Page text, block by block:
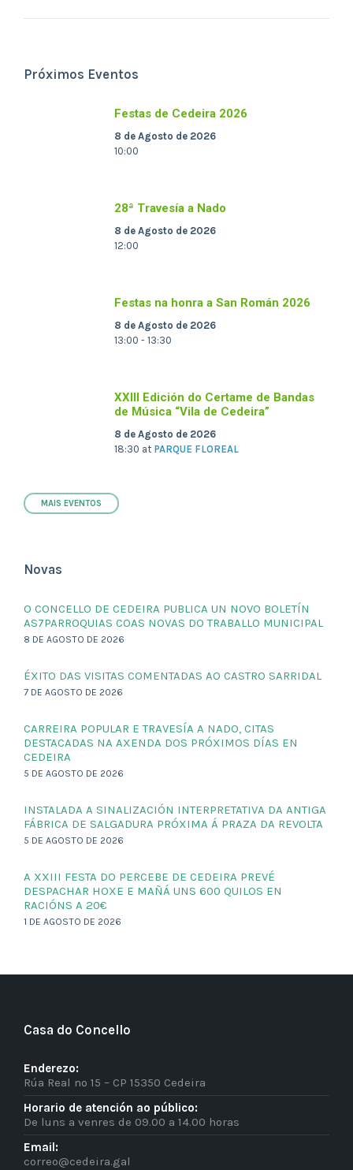
Próximos Eventos
Festas de Cedeira 2026
8 de Agosto de 2026
10:00
28ª Travesía a Nado
8 de Agosto de 2026
12:00
Festas na honra a San Román 2026
8 de Agosto de 2026
13:00 - 13:30
XXIII Edición do Certame de Bandas
de Música “Vila de Cedeira”
8 de Agosto de 2026
18:30 at PARQUE FLOREAL
MAIS EVENTOS
Novas
O CONCELLO DE CEDEIRA PUBLICA UN NOVO BOLETÍN
AS7PARROQUIAS COAS NOVAS DO TRABALLO MUNICIPAL
8 DE AGOSTO DE 2026
ÉXITO DAS VISITAS COMENTADAS AO CASTRO SARRIDAL
7 DE AGOSTO DE 2026
CARREIRA POPULAR E TRAVESÍA A NADO, CITAS
DESTACADAS NA AXENDA DOS PRÓXIMOS DÍAS EN
CEDEIRA
5 DE AGOSTO DE 2026
INSTALADA A SINALIZACIÓN INTERPRETATIVA DA ANTIGA
FÁBRICA DE SALGADURA PRÓXIMA Á PRAZA DA REVOLTA
5 DE AGOSTO DE 2026
A XXIII FESTA DO PERCEBE DE CEDEIRA PREVÉ
DESPACHAR HOXE E MAÑÁ UNS 600 QUILOS EN
RACIÓNS A 20€
1 DE AGOSTO DE 2026
Casa do Concello
Enderezo:
Rúa Real nº 15 – CP 15350 Cedeira
Horario de atención ao público:
De luns a venres de 09.00 a 14.00 horas
Email:
correo@cedeira.gal